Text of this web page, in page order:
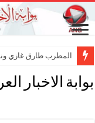
المطرب طارق غازي وناصر
بوابة الاخبار